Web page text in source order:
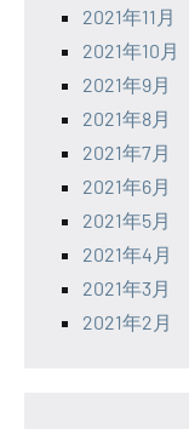
2021年11月
2021年10月
2021年9月
2021年8月
2021年7月
2021年6月
2021年5月
2021年4月
2021年3月
2021年2月